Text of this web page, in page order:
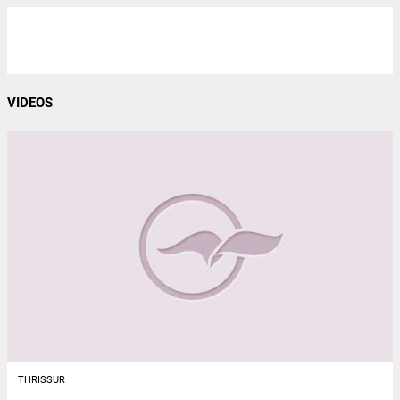
VIDEOS
THRISSUR